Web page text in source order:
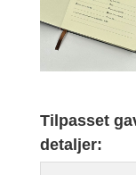
Tilpasset
detaljer: